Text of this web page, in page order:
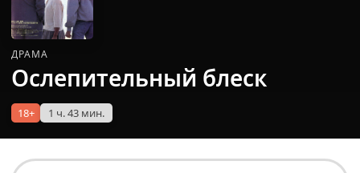
ДРАМА
Ослепительный блеск
18+ 1 ч. 43 мин.